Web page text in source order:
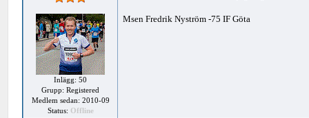
Inlägg: 50
Grupp: Registered
Medlem sedan: 2010-09
Status: Offline
Msen Fredrik Nyström -75 IF Göta